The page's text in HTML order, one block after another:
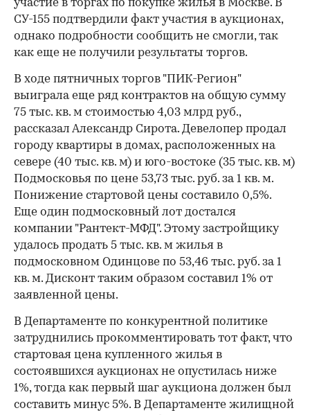
участие в торгах по покупке жилья в Москве. В
СУ-155 подтвердили факт участия в аукционах,
однако подробности сообщить не смогли, так
как еще не получили результаты торгов.
В ходе пятничных торгов "ПИК-Регион"
выиграла еще ряд контрактов на общую сумму
75 тыс. кв. м стоимостью 4,03 млрд руб.,
рассказал Александр Сирота. Девелопер продал
городу квартиры в домах, расположенных на
севере (40 тыс. кв. м) и юго-востоке (35 тыс. кв. м)
Подмосковья по цене 53,73 тыс. руб. за 1 кв. м.
Понижение стартовой цены составило 0,5%.
Еще один подмосковный лот достался
компании "Рантект-МФД". Этому застройщику
удалось продать 5 тыс. кв. м жилья в
подмосковном Одинцове по 53,46 тыс. руб. за 1
кв. м. Дисконт таким образом составил 1% от
заявленной цены.
В Департаменте по конкурентной политике
затруднились прокомментировать тот факт, что
стартовая цена купленного жилья в
состоявшихся аукционах не опустилась ниже
1%, тогда как первый шаг аукциона должен был
составить минус 5%. В Департаменте жилищной